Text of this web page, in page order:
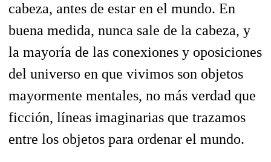
cabeza, antes de estar en el mundo. En
buena medida, nunca sale de la cabeza, y
la mayoría de las conexiones y oposiciones
del universo en que vivimos son objetos
mayormente mentales, no más verdad que
ficción, líneas imaginarias que trazamos
entre los objetos para ordenar el mundo.